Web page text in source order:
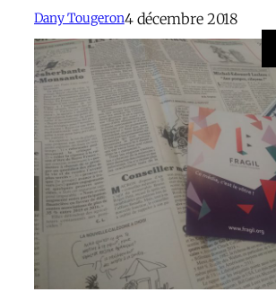
Dany Tougeron4 décembre 2018